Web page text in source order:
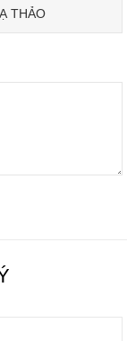
THẢO